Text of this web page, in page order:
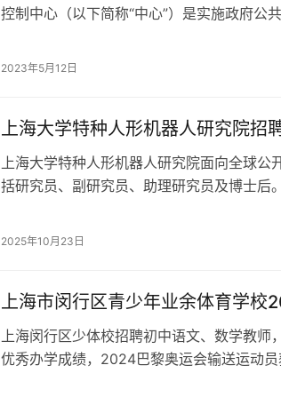
控制中心（以下简称“中心”）是实施政府公
2023年5月12日
上海大学特种人形机器人研究院招
上海大学特种人形机器人研究院面向全球公
括研究员、副研究员、助理研究员及博士后
2025年12月31日。
2025年10月23日
上海市闵行区青少年业余体育学校
上海闵行区少体校招聘初中语文、数学教师
优秀办学成绩，2024巴黎奥运会输送运动